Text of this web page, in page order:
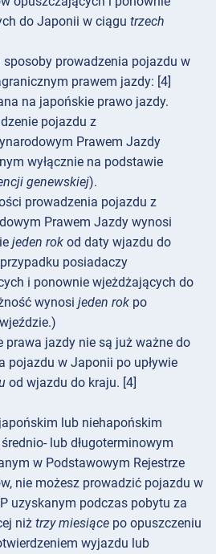
do Japonii w ciągu trzech
sposoby prowadzenia pojazdu w
prawem jazdy: [4]
na japońskie prawo jazdy.
pojazdu z
Prawem Jazdy
wyłącznie na podstawie
genewskiej).
prowadzenia pojazdu z
Prawem Jazdy wynosi
jeden rok od daty wjazdu do
posiadaczy
i ponownie wjeżdżających do
wynosi jeden rok po
prawa jazdy nie są już ważne do
pojazdu w Japonii po upływie
od wjazdu do kraju. [4]
lub niehapońskim
lub długoterminowym
w Podstawowym Rejestrze
nie możesz prowadzić pojazdu w
uzyskanym podczas pobytu za
niż trzy miesiące po opuszczeniu
wyjazdu lub